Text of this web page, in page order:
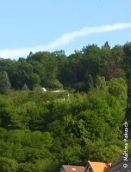
© Martina Pakusch